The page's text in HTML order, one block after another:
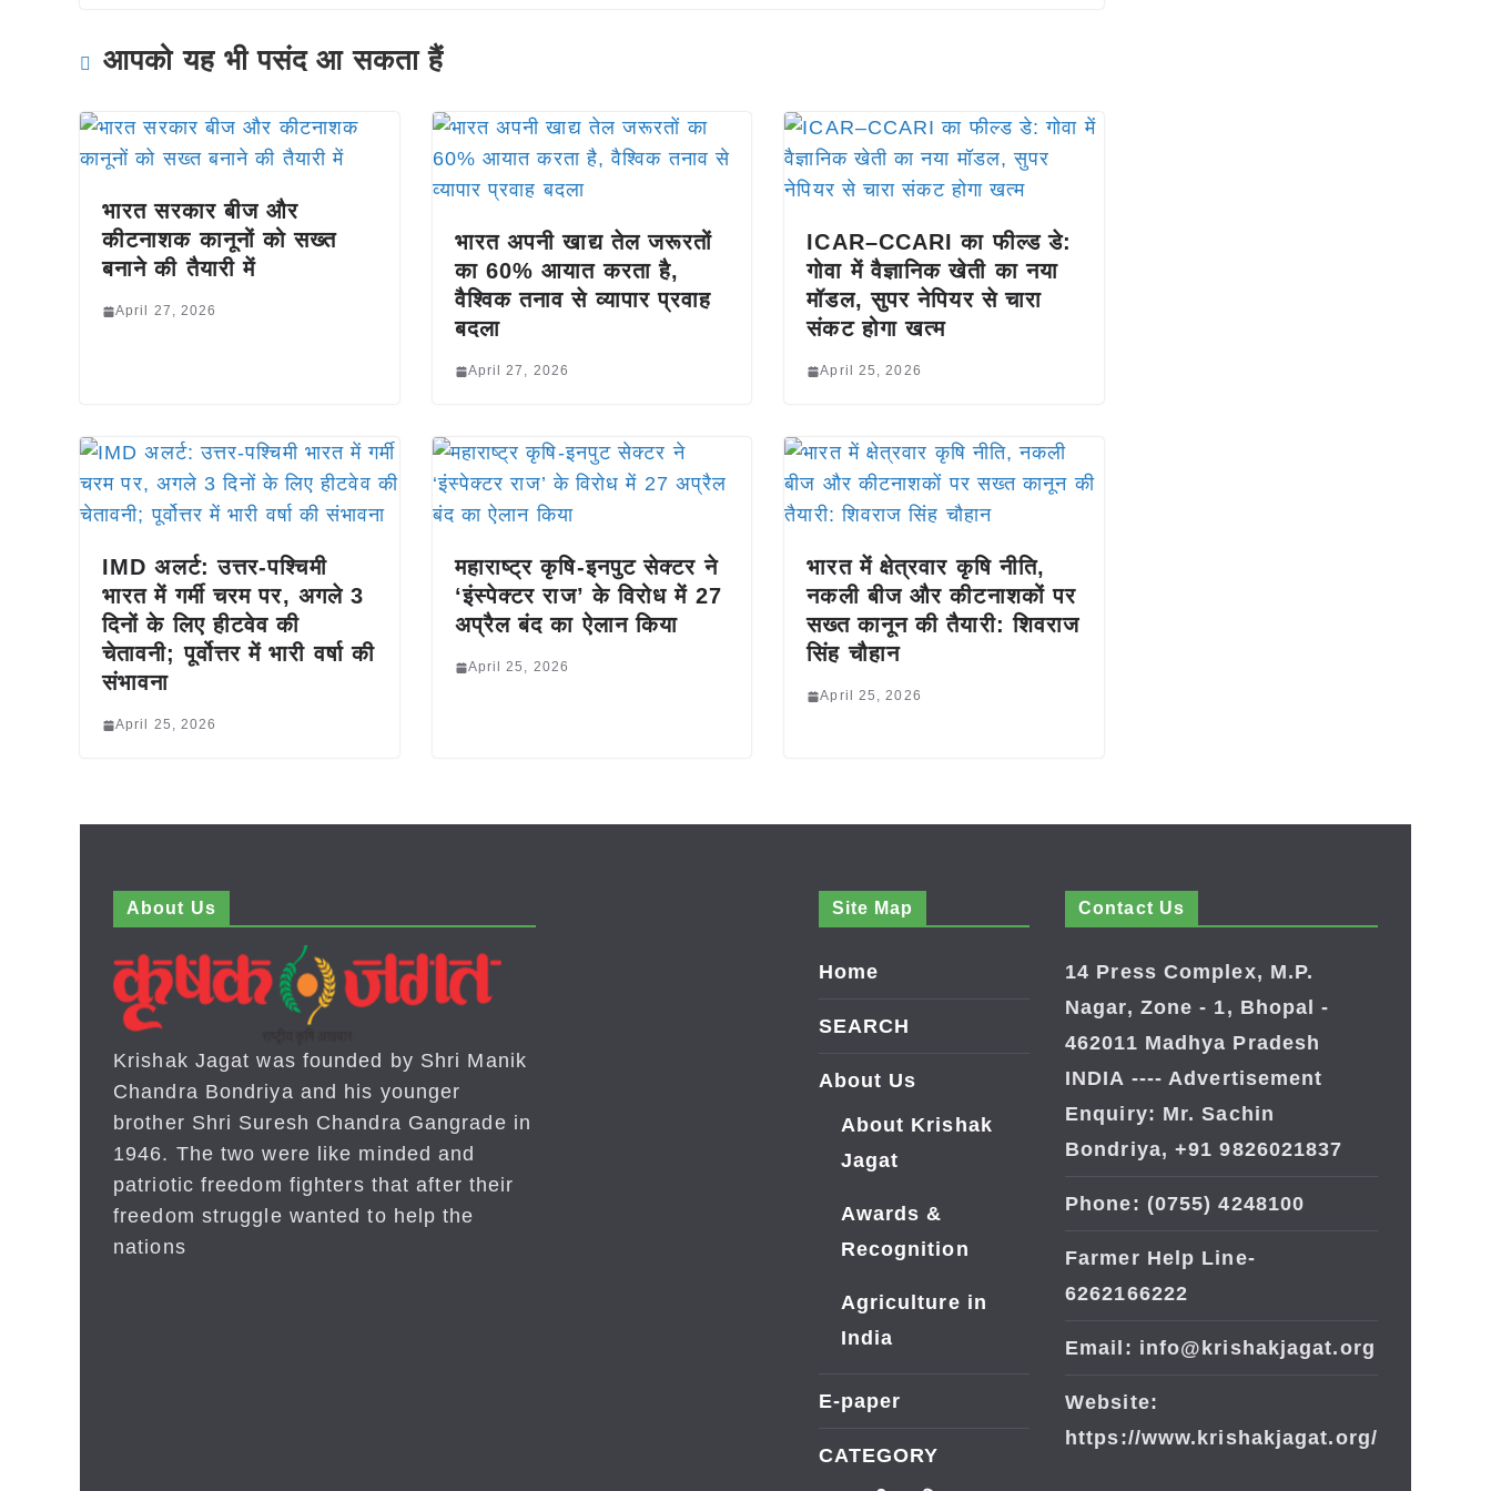
आपको यह भी पसंद आ सकता हैं
भारत सरकार बीज और
कीटनाशक कानूनों को सख्त
बनाने की तैयारी में
April 27, 2026
भारत अपनी खाद्य तेल जरूरतों
का 60% आयात करता है,
वैश्विक तनाव से व्यापार प्रवाह
बदला
April 27, 2026
ICAR–CCARI का फील्ड डे:
गोवा में वैज्ञानिक खेती का नया
मॉडल, सुपर नेपियर से चारा
संकट होगा खत्म
April 25, 2026
IMD अलर्ट: उत्तर-पश्चिमी
भारत में गर्मी चरम पर, अगले 3
दिनों के लिए हीटवेव की
चेतावनी; पूर्वोत्तर में भारी वर्षा की
संभावना
April 25, 2026
महाराष्ट्र कृषि-इनपुट सेक्टर ने
‘इंस्पेक्टर राज’ के विरोध में 27
अप्रैल बंद का ऐलान किया
April 25, 2026
भारत में क्षेत्रवार कृषि नीति,
नकली बीज और कीटनाशकों पर
सख्त कानून की तैयारी: शिवराज
सिंह चौहान
April 25, 2026
About Us
Krishak Jagat was founded by Shri Manik
Chandra Bondriya and his younger
brother Shri Suresh Chandra Gangrade in
1946. The two were like minded and
patriotic freedom fighters that after their
freedom struggle wanted to help the
nations
Site Map
Home
SEARCH
About Us
About Krishak
Jagat
Awards &
Recognition
Agriculture in
India
E-paper
CATEGORY
Contact Us
14 Press Complex, M.P.
Nagar, Zone - 1, Bhopal -
462011 Madhya Pradesh
INDIA ---- Advertisement
Enquiry: Mr. Sachin
Bondriya, +91 9826021837
Phone: (0755) 4248100
Farmer Help Line-
6262166222
Email: info@krishakjagat.org
Website:
https://www.krishakjagat.org/